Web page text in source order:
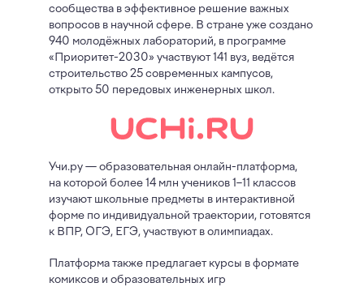
сообщества в эффективное решение важных
вопросов в научной сфере. В стране уже создано
940 молодёжных лабораторий, в программе
«Приоритет-2030» участвуют 141 вуз, ведётся
строительство 25 современных кампусов,
открыто 50 передовых инженерных школ.
Учи.ру — образовательная онлайн-платформа,
на которой более 14 млн учеников 1–11 классов
изучают школьные предметы в интерактивной
форме по индивидуальной траектории, готовятся
к ВПР, ОГЭ, ЕГЭ, участвуют в олимпиадах.
Платформа также предлагает курсы в формате
комиксов и образовательных игр